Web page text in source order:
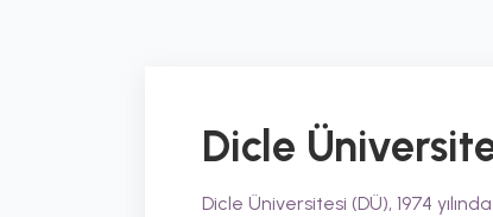
Dicle
Dicle Üniversitesi (DÜ), 1974